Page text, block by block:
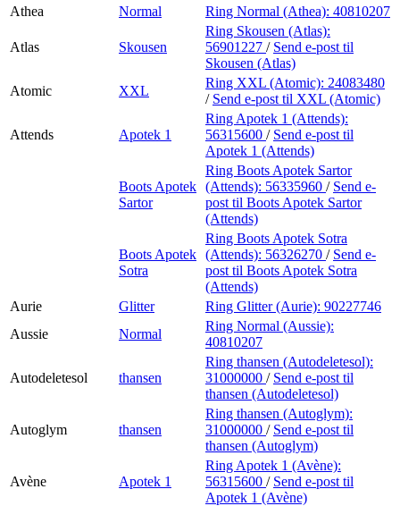
Athea
Normal Ring Normal (Athea): 40810207
Atlas Skousen
Ring Skousen (Atlas):
56901227 / Send e-post til
Skousen (Atlas)
Atomic
XXL
Ring XXL (Atomic): 24083480
/ Send e-post til XXL (Atomic)
Attends Apotek 1
Ring Apotek 1 (Attends):
56315600 / Send e-post til
Apotek 1 (Attends)
Boots Apotek
Sartor
Ring Boots Apotek Sartor
(Attends): 56335960 / Send e-
post til Boots Apotek Sartor
(Attends)
Boots Apotek
Sotra
Ring Boots Apotek Sotra
(Attends): 56326270 / Send e-
post til Boots Apotek Sotra
(Attends)
Aurie
Glitter Ring Glitter (Aurie): 90227746
Aussie
Normal
Ring Normal (Aussie):
40810207
Autodeletesol thansen
Ring thansen (Autodeletesol):
31000000 / Send e-post til
thansen (Autodeletesol)
Autoglym thansen
Ring thansen (Autoglym):
31000000 / Send e-post til
thansen (Autoglym)
Avène Apotek 1
Ring Apotek 1 (Avène):
56315600 / Send e-post til
Apotek 1 (Avène)